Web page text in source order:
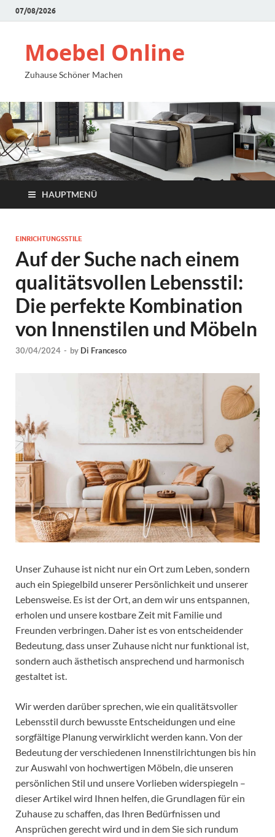
07/08/2026
Moebel Online
Zuhause Schöner Machen
HAUPTMENÜ
EINRICHTUNGSSTILE
Auf der Suche nach einem
qualitätsvollen Lebensstil:
Die perfekte Kombination
von Innenstilen und Möbeln
30/04/2024 - by Di Francesco
Unser Zuhause ist nicht nur ein Ort zum Leben, sondern
auch ein Spiegelbild unserer Persönlichkeit und unserer
Lebensweise. Es ist der Ort, an dem wir uns entspannen,
erholen und unsere kostbare Zeit mit Familie und
Freunden verbringen. Daher ist es von entscheidender
Bedeutung, dass unser Zuhause nicht nur funktional ist,
sondern auch ästhetisch ansprechend und harmonisch
gestaltet ist.
Wir werden darüber sprechen, wie ein qualitätsvoller
Lebensstil durch bewusste Entscheidungen und eine
sorgfältige Planung verwirklicht werden kann. Von der
Bedeutung der verschiedenen Innenstilrichtungen bis hin
zur Auswahl von hochwertigen Möbeln, die unseren
persönlichen Stil und unsere Vorlieben widerspiegeln –
dieser Artikel wird Ihnen helfen, die Grundlagen für ein
Zuhause zu schaffen, das Ihren Bedürfnissen und
Ansprüchen gerecht wird und in dem Sie sich rundum